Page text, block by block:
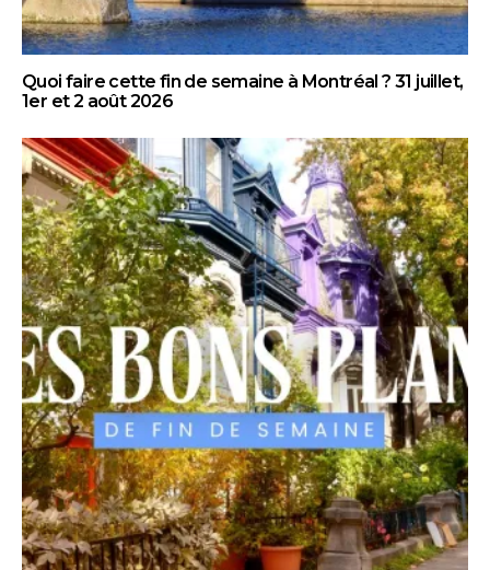
Quoi faire cette fin de semaine à Montréal ? 31 juillet,
1er et 2 août 2026